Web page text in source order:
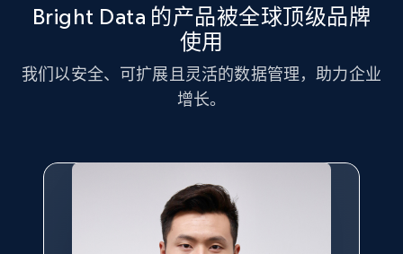
Bright Data 的产品被全球顶级品牌
使用
我们以安全、可扩展且灵活的数据管理，助力企业
增长。